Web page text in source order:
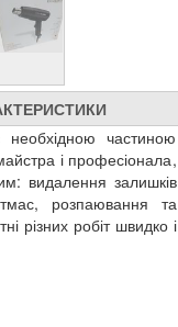
частиною
і професіонала,
видалення залишків
розпаювання та
різних робіт швидко і